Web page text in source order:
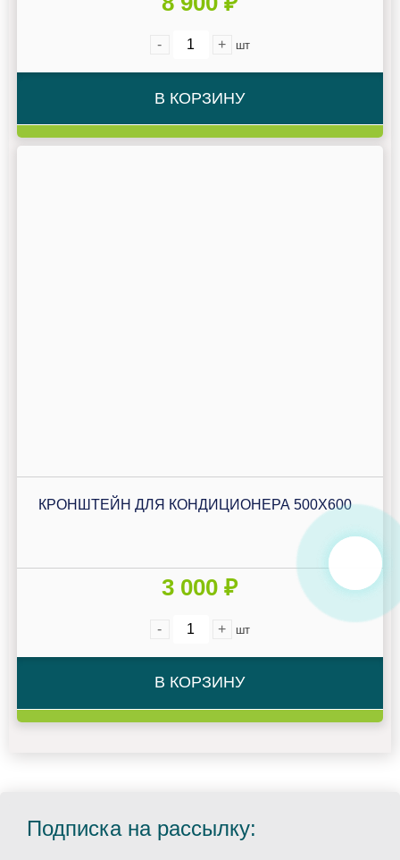
- + шт
В КОРЗИНУ
КРОНШТЕЙН ДЛЯ КОНДИЦИОНЕРА 500Х600
3 000 ₽
- + шт
В КОРЗИНУ
Подписка на рассылку: